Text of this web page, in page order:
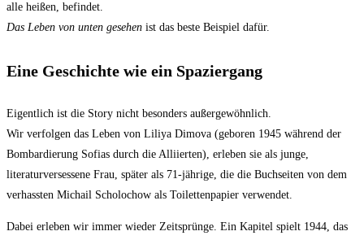
alle heißen, befindet.
Das Leben von unten gesehen ist das beste Beispiel dafür.
Eine Geschichte wie ein Spaziergang
Eigentlich ist die Story nicht besonders außergewöhnlich.
Wir verfolgen das Leben von Liliya Dimova (geboren 1945 während der
Bombardierung Sofias durch die Alliierten), erleben sie als junge,
literaturversessene Frau, später als 71-jährige, die die Buchseiten von dem
verhassten Michail Scholochow als Toilettenpapier verwendet.
Dabei erleben wir immer wieder Zeitsprünge. Ein Kapitel spielt 1944, das